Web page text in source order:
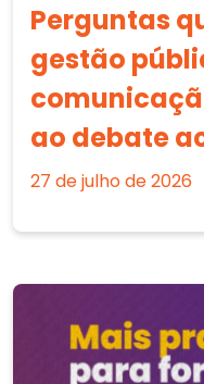
Perguntas
gestão
ao debate
27 de julho de 2026